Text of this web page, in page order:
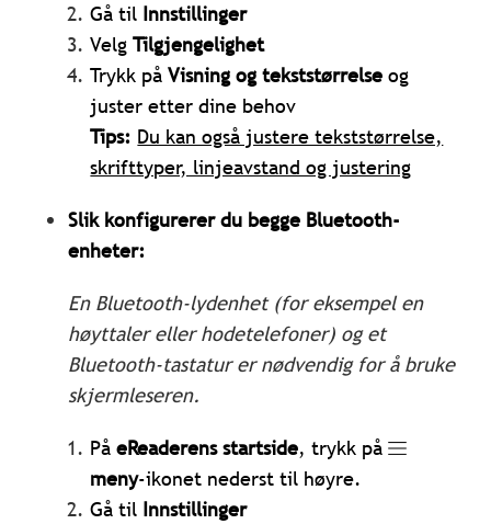
Gå til Innstillinger
VelgTilgjengelighet
Trykk påVisning og tekststørrelse og
juster etter dine behov
Tips: Du kan også justere tekststørrelse,
skrifttyper, linjeavstand og justering
Slik konfigurerer du begge Bluetooth-
enheter:
En Bluetooth-lydenhet (for eksempel en
høyttaler eller hodetelefoner) og et
Bluetooth-tastatur er nødvendig for å bruke
skjermleseren.
PåeReaderens startside, trykk på
meny-ikonet nederst til høyre.
Gå til Innstillinger